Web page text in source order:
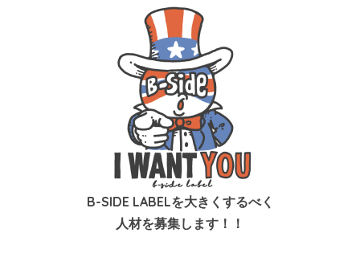
B-SIDE LABELを大きくするべく
人材を募集します！！